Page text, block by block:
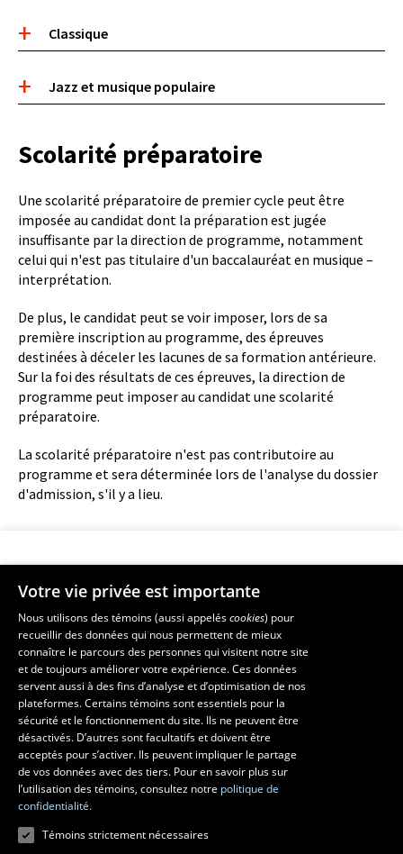
Boite
accordeon
Classique
Jazz et musique populaire
Scolarité préparatoire
Une scolarité préparatoire de premier cycle peut être
imposée au candidat dont la préparation est jugée
insuffisante par la direction de programme, notamment
celui qui n'est pas titulaire d'un baccalauréat en musique –
interprétation.
De plus, le candidat peut se voir imposer, lors de sa
première inscription au programme, des épreuves
destinées à déceler les lacunes de sa formation antérieure.
Sur la foi des résultats de ces épreuves, la direction de
programme peut imposer au candidat une scolarité
préparatoire.
La scolarité préparatoire n'est pas contributoire au
programme et sera déterminée lors de l'analyse du dossier
d'admission, s'il y a lieu.
Faculté de musique
Pavillon Louis-Jacques-Casault
1055, avenue du Séminaire
, Québec (Québec)  G1V 0A6
Téléphone: 418 656-7061
Suivez-nous sur Facebook
Suivez-nous sur YouTube
Votre vie privée est importante
Nous utilisons des témoins (aussi appeléscookies) pour
recueillir des données qui nous permettent de mieux
connaître le parcours des personnes qui visitent notre site
et de toujours améliorer votre expérience. Ces données
servent aussi à des fins d’analyse et d’optimisation de nos
plateformes. Certains témoins sont essentiels pour la
sécurité et le fonctionnement du site. Ils ne peuvent être
désactivés. D’autres sont facultatifs et doivent être
acceptés pour s’activer. Ils peuvent impliquer le partage
de vos données avec des tiers. Pour en savoir plus sur
l’utilisation des témoins, consultez notre politique de
confidentialité.
Témoins strictement nécessaires